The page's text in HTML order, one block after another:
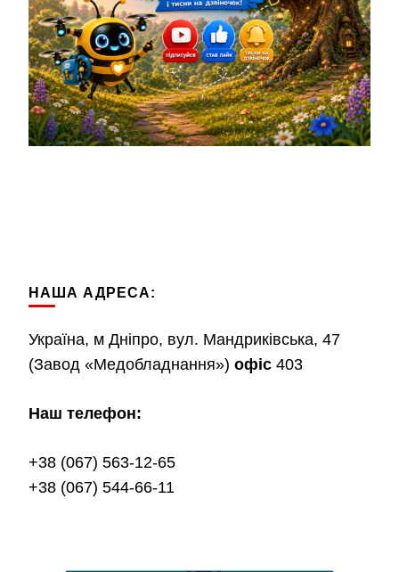
НАША АДРЕСА:
Україна, м Дніпро, вул. Мандриківська, 47
(Завод «Медобладнання») офіс 403
Наш телефон:
+38 (067) 563-12-65
+38 (067) 544-66-11